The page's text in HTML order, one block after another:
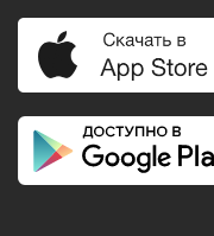
Холодильник
Телевизор
Кондиционер
Особенности